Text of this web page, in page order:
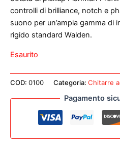
controlli di brilliance, notch e
suono per un’ampia gamma di
rigido standard Walden.
Esaurito
COD: 0100 Categoria: Chitarre
Pagamento